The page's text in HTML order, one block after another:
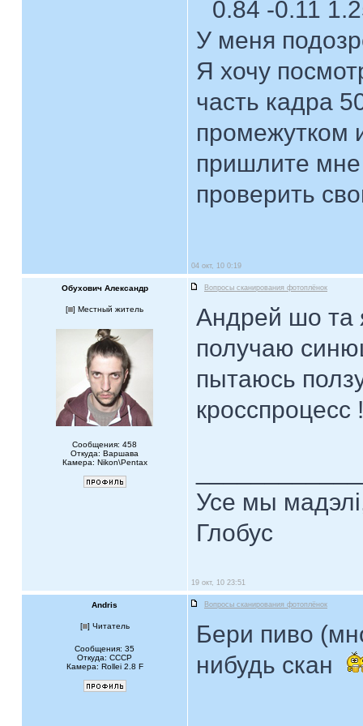
0.84 -0.11
У меня
Я хочу
часть кадра
промежутком
пришлите
проверить
04 окт, 10 0:19
Обухович Александр Вопросы сканирования фотоплёнок
[ ] Местный житель
Сообщения: 458
Откуда: Варшава
Камера: Nikon\Pentax
Андрей шо та
получаю
пытаюсь
кросспроцесс !
Усе мы
Глобус
19 окт, 10 23:51
Andris Вопросы сканирования фотоплёнок
[ ] Читатель
Сообщения: 35
Откуда: CCCP
Камера: Rollei 2.8 F
Бери пиво
нибудь скан